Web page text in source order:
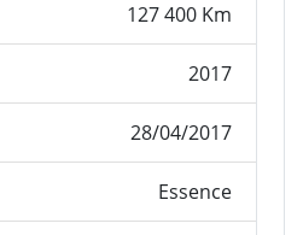
127 400 Km
2017
28/04/2017
Essence